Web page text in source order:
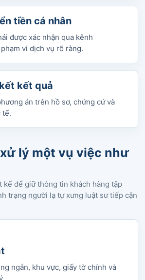
tiền cá nhân
được xác nhận qua kênh
vi dịch vụ rõ ràng.
kết quả
án trên hồ sơ, chứng cứ và
tế.
lý một vụ việc như
kế để giữ thông tin khách hàng tập
trạng người lạ tự xưng luật sư tiếp cận
ngắn, khu vực, giấy tờ chính và